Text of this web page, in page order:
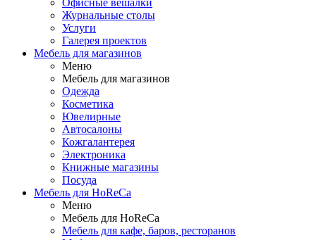
Офисные вешалки
Журнальные столы
Услуги
Галерея проектов
Мебель для магазинов
Меню
Мебель для магазинов
Одежда
Косметика
Ювелирные
Автосалоны
Кожгалантерея
Электроника
Книжные магазины
Посуда
Мебель для HoReCa
Меню
Мебель для HoReCa
Мебель для кафе, баров, ресторанов